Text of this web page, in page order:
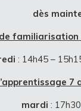
dès
familiarisation
: 14h45 –
7
mardi :